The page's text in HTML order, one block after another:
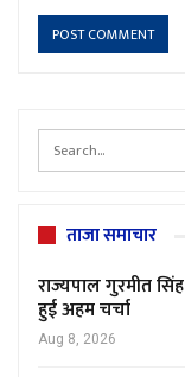
ताजा समाचार
राज्यपाल गुरमीत
हुई अहम चर्चा
Aug 8, 2026